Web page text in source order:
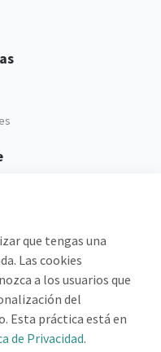
que tengas una
Las cookies
a los usuarios que
del
Esta práctica está en
de Privacidad.